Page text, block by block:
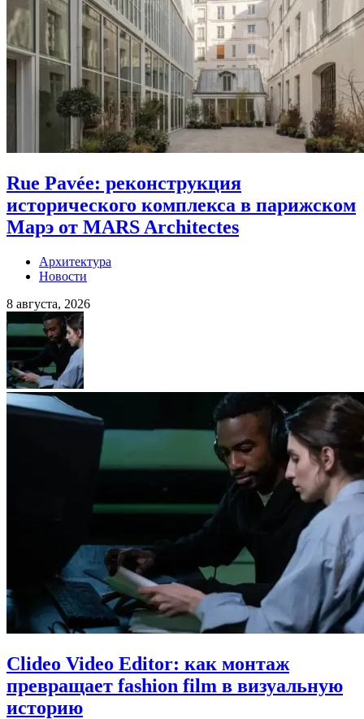
Rue Pavée: реконструкция
исторического комплекса в парижском
Марэ от MARS Architectes
Архитектура
Новости
8 августа, 2026
Clideo Video Editor: как монтаж
превращает fashion film в визуальную
историю